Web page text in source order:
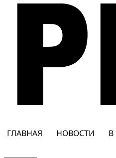
Перейти
содержимому
ГЛАВНАЯ НОВОСТИ